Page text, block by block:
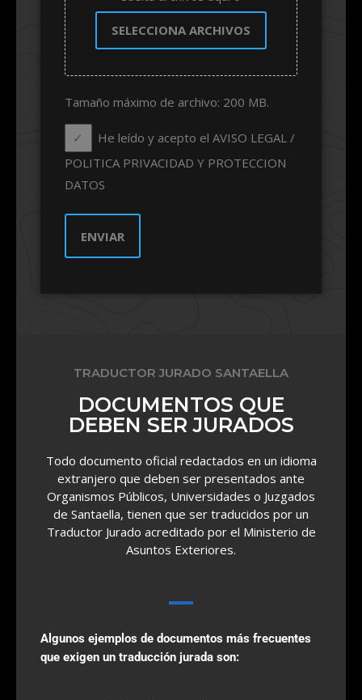
SELECCIONA ARCHIVOS
Tamaño máximo de archivo: 200 MB.
He leído y acepto el AVISO LEGAL /
POLITICA PRIVACIDAD Y PROTECCION
DATOS
TRADUCTOR JURADO SANTAELLA
DOCUMENTOS QUE
DEBEN SER JURADOS
Todo documento oficial redactados en un idioma
extranjero que deben ser presentados ante
Organismos Públicos, Universidades o Juzgados
de Santaella, tienen que ser traducidos por un
Traductor Jurado acreditado por el Ministerio de
Asuntos Exteriores.
Algunos ejemplos de documentos más frecuentes
que exigen un traducción jurada son: